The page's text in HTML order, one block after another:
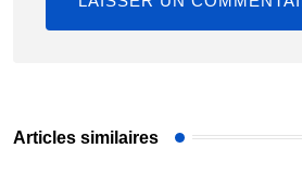
Articles similaires